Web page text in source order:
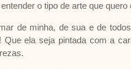
o tipo de arte que quero
de minha, de sua e de
Que ela seja pintada com a